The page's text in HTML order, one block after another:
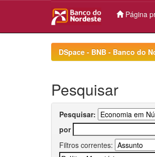
Página
DSpace - BNB - Banco do
Pesquisar
Pesquisar:
por
Filtros correntes: